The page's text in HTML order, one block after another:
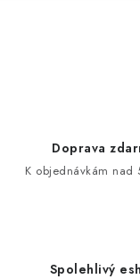
Doprava
K objednávkám nad
Spolehlivý